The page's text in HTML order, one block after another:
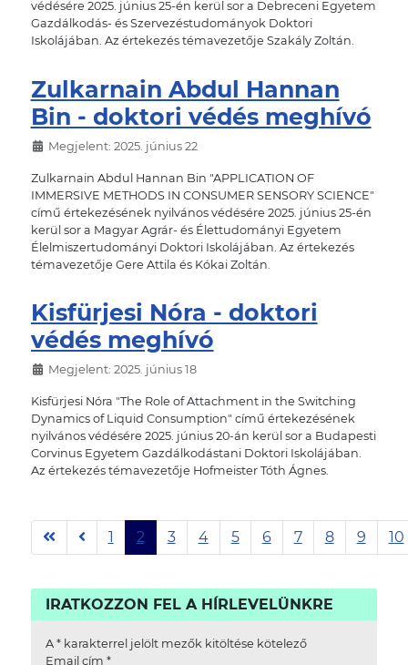
védésére 2025. június 25-én kerül sor a Debreceni Egyetem
Gazdálkodás- és Szervezéstudományok Doktori
Iskolájában. Az értekezés témavezetője Szakály Zoltán.
Zulkarnain Abdul Hannan
Bin - doktori védés meghívó
Megjelent: 2025. június 22
Zulkarnain Abdul Hannan Bin "APPLICATION OF
IMMERSIVE METHODS IN CONSUMER SENSORY SCIENCE"
című értekezésének nyilvános védésére 2025. június 25-én
kerül sor a Magyar Agrár- és Élettudományi Egyetem
Élelmiszertudományi Doktori Iskolájában. Az értekezés
témavezetője Gere Attila és Kókai Zoltán.
Kisfürjesi Nóra - doktori
védés meghívó
Megjelent: 2025. június 18
Kisfürjesi Nóra "The Role of Attachment in the Switching
Dynamics of Liquid Consumption" című értekezésének
nyilvános védésére 2025. június 20-án kerül sor a Budapesti
Corvinus Egyetem Gazdálkodástani Doktori Iskolájában.
Az értekezés témavezetője Hofmeister Tóth Ágnes.
2. oldal / 42
1 2 3 4 5 6 7 8 9 10
IRATKOZZON FEL A HÍRLEVELÜNKRE
A *karakterrel jelölt mezők kitöltése kötelező
Email cím *